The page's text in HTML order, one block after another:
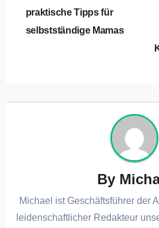
praktische Tipps für
selbstständige Mamas
By
Michael ist Geschäftsführer der
leidenschaftlicher Redakteur